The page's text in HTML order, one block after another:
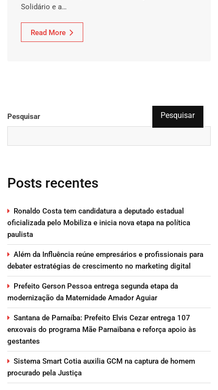
Solidário e a…
Read More
Pesquisar Pesquisar
Posts recentes
Ronaldo Costa tem candidatura a deputado estadual
oficializada pelo Mobiliza e inicia nova etapa na política
paulista
Além da Influência reúne empresários e profissionais para
debater estratégias de crescimento no marketing digital
Prefeito Gerson Pessoa entrega segunda etapa da
modernização da Maternidade Amador Aguiar
Santana de Parnaíba: Prefeito Elvis Cezar entrega 107
enxovais do programa Mãe Parnaibana e reforça apoio às
gestantes
Sistema Smart Cotia auxilia GCM na captura de homem
procurado pela Justiça